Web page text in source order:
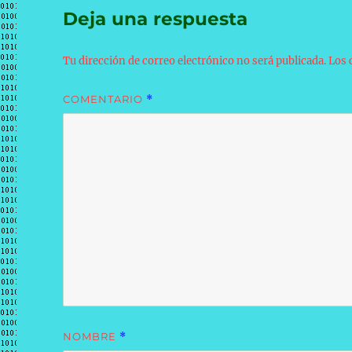
Deja una respuesta
Tu dirección de correo electrónico no será publicada.Los
COMENTARIO *
NOMBRE *